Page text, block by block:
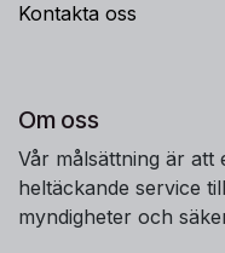
Kontakta oss
Om oss
Vår målsättning är
heltäckande service
myndigheter och